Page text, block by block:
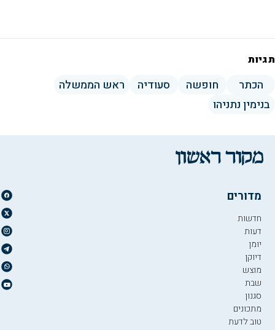
תגיות
הכתר חופשה סעודיה
ראש הממשלה
בנימין נתניהו
מדורים
חדשות
דעות
יומן
דיוקן
מוצש
שבת
סגנון
מתכונים
טוב לדעת